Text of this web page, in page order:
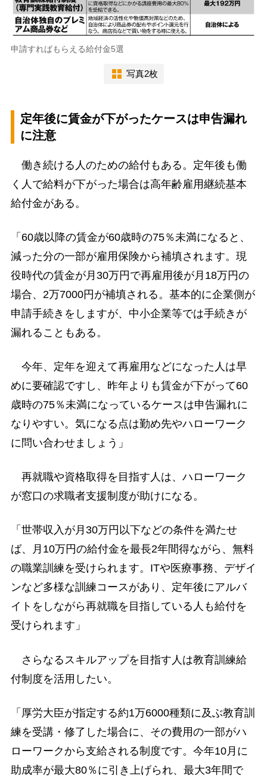
申請すればもらえる給付金5選
写真2枚
定年後に賃金が下がったケースは申告漏れ
に注意
働き続ける人のための給付もある。定年後も働
く人で給料が下がった場合は高年齢雇用継続基本
給付金がある。
「60歳以降の賃金が60歳時の75％未満になると、
減った分の一部が雇用保険から補填されます。現
役時代の賃金が月30万円で再雇用後が月18万円の
場合、2万7000円が補填される。基本的に企業側が
申請手続きをしますが、中小企業等では手続きが
漏れることもある。
今年、定年を迎えて再雇用などになった人は早
めに要確認ですし、昨年よりも賃金が下がって60
歳時の75％未満になっているケースは申告漏れに
なりやすい。気になる点は勤め先やハローワーク
に問い合わせましょう」
再就職や資格取得を目指す人は、ハローワーク
が窓口の求職者支援制度が助けになる。
「世帯収入が月30万円以下などの条件を満たせ
ば、月10万円の給付金を最長2年間得ながら、無料
の職業訓練を受けられます。ITや医療事務、デザイ
ンなど多様な訓練コースがあり、定年後にアルバ
イトをしながら再就職を目指している人も給付を
受けられます」
さらなるスキルアップを目指す人は教育訓練給
付制度を活用したい。
「厚労大臣が指定する約1万6000種類に及ぶ教育訓
練を受講・修了した場合に、その費用の一部がハ
ローワークから支給される制度です。今年10月に
助成率が最大80％に引き上げられ、最大3年間で